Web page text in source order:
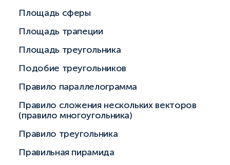
Площадь сферы
Площадь трапеции
Площадь треугольника
Подобие треугольников
Правило параллелограмма
Правило сложения нескольких векторов
(правило многоугольника)
Правило треугольника
Правильная пирамида